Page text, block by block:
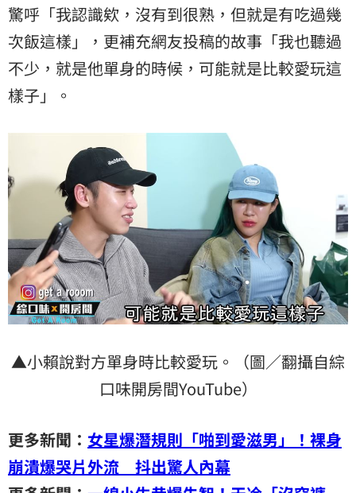
驚呼「我認識欸，沒有到很熟，但就是有吃過幾
次飯這樣」，更補充網友投稿的故事「我也聽過
不少，就是他單身的時候，可能就是比較愛玩這
樣子」。
▲小賴說對方單身時比較愛玩。（圖／翻攝自綜
口味開房間YouTube）
更多新聞： 女星爆潛規則「啪到愛滋男」！裸身
崩潰爆哭片外流 抖出驚人內幕